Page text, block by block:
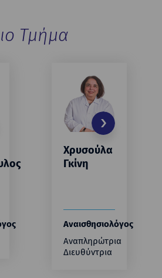
Τμήμα
Χρυσούλα
Γκίνη
Αναισθησιολόγος
Αναπληρώτρια
Διευθύντρια